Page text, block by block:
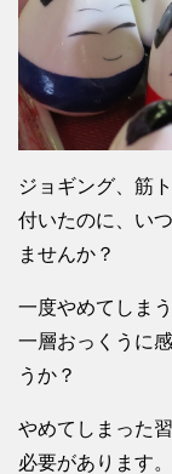
ジョギング、筋
付いたのに、い
ませんか？
一度やめてしま
一層おっくうに
うか？
やめてしまった
必要があります。